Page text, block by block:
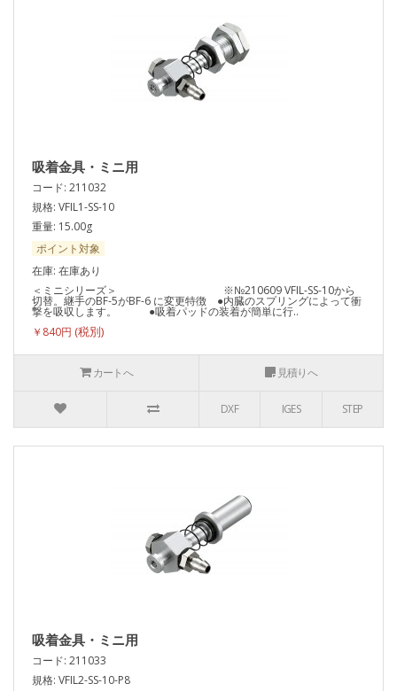
吸着金具・ミニ用
コード: 211032
規格: VFIL1-SS-10
重量: 15.00g
ポイント対象
在庫: 在庫あり
＜ミニシリーズ＞ ※№210609 VFIL-SS-10から
切替。継手のBF-5がBF-6 に変更特徴 ●内臓のスプリングによって衝
撃を吸収します。 ●吸着パッドの装着が簡単に行..
￥840円
カートへ 見積りへ
DXF IGES STEP
吸着金具・ミニ用
コード: 211033
規格: VFIL2-SS-10-P8